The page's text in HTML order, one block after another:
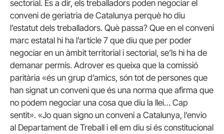
sectorial. És a dir, els treballadors poden negociar el
conveni de geriatria de Catalunya perquè ho diu
l’estatut dels treballadors. Què passa? Que en el conveni
marc estatal hi ha l’article 7 que diu que per poder
negociar en un àmbit territorial i sectorial, se’ls hi ha de
demanar permís. Adrover es queixa que la comissió
paritària «és un grup d’amics, són tot de persones que
han signat un conveni que és una norma que afirma que
no podem negociar una cosa que diu la llei… Cap
sentit». «Jo quan signo un conveni a Catalunya, l’envio
al Departament de Treball i ell em diu si és constitucional